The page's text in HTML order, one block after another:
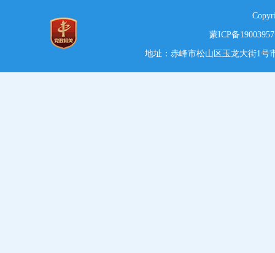
蒙ICP备
地址：赤峰市松山区玉龙大街1号